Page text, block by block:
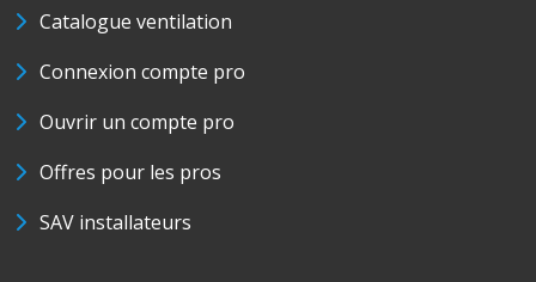
Catalogue ventilation
Connexion compte pro
Ouvrir un compte pro
Offres pour les pros
SAV installateurs